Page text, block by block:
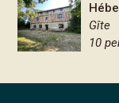
Gîte
10